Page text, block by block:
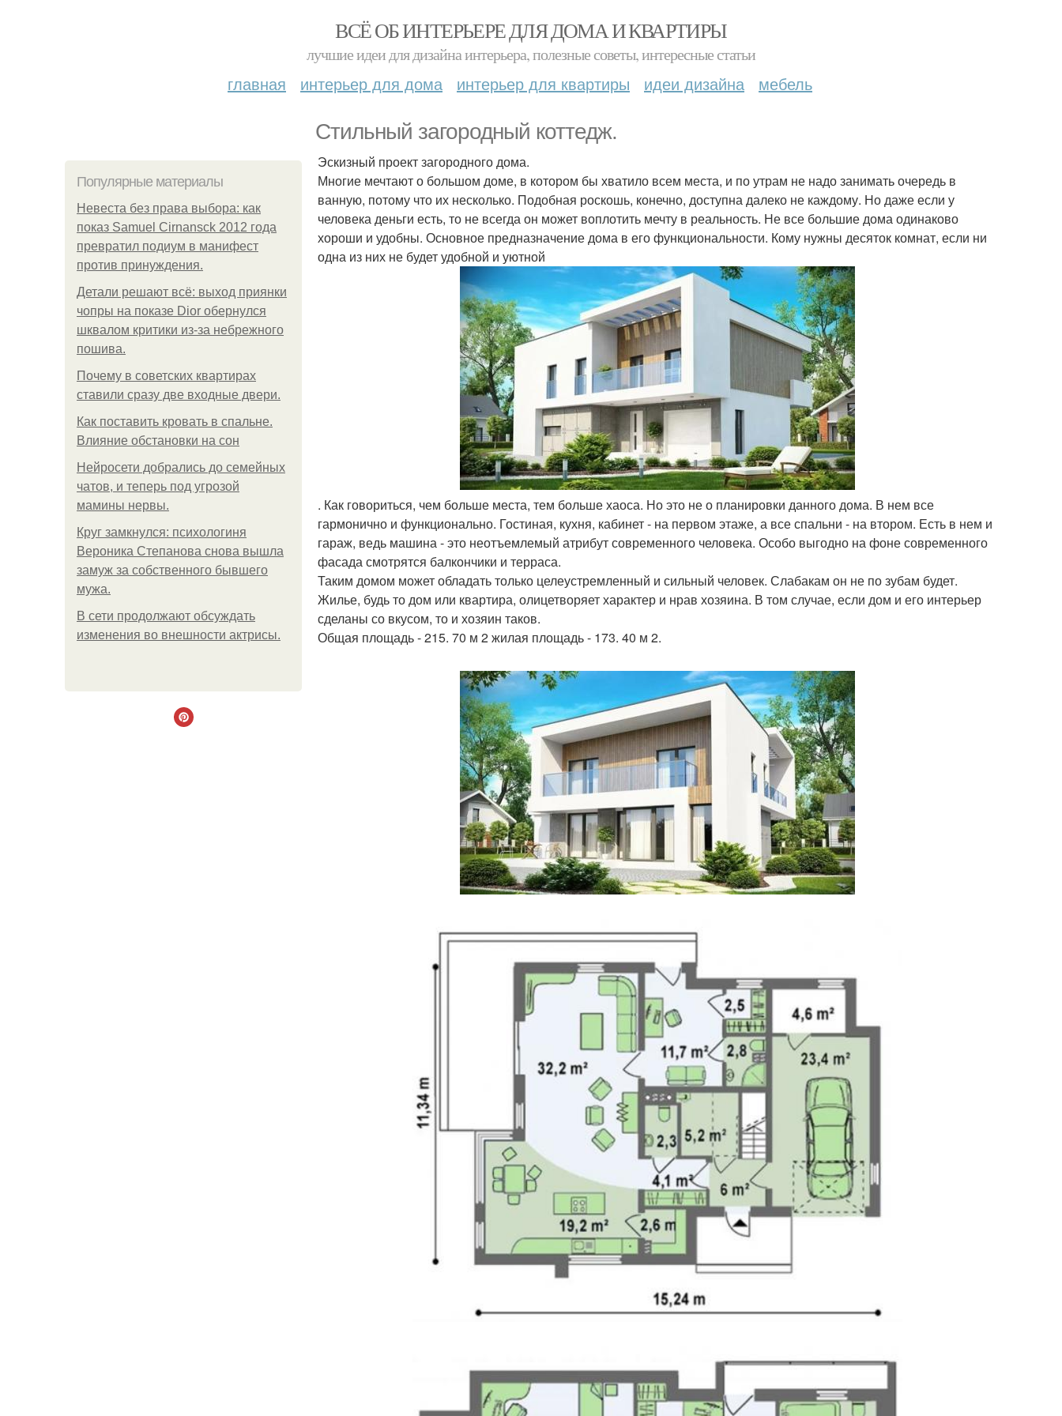
ВСЁ ОБ ИНТЕРЬЕРЕ ДЛЯ ДОМА И КВАРТИРЫ
лучшие идеи для дизайна интерьера, полезные советы, интересные статьи
главная интерьер для дома интерьер для квартиры идеи дизайна мебель
Стильный загородный коттедж.
Популярные материалы
Невеста без права выбора: как
показ Samuel Cirnansck 2012 года
превратил подиум в манифест
против принуждения.
Детали решают всё: выход приянки
чопры на показе Dior обернулся
шквалом критики из-за небрежного
пошива.
Почему в советских квартирах
ставили сразу две входные двери.
Как поставить кровать в спальне.
Влияние обстановки на сон
Нейросети добрались до семейных
чатов, и теперь под угрозой
мамины нервы.
Круг замкнулся: психологиня
Вероника Степанова снова вышла
замуж за собственного бывшего
мужа.
В сети продолжают обсуждать
изменения во внешности актрисы.
Эскизный проект загородного дома.
Многие мечтают о большом доме, в котором бы хватило всем места, и по утрам не надо занимать очередь в
ванную, потому что их несколько. Подобная роскошь, конечно, доступна далеко не каждому. Но даже если у
человека деньги есть, то не всегда он может воплотить мечту в реальность. Не все большие дома одинаково
хороши и удобны. Основное предназначение дома в его функциональности. Кому нужны десяток комнат, если ни
одна из них не будет удобной и уютной
. Как говориться, чем больше места, тем больше хаоса. Но это не о планировки данного дома. В нем все
гармонично и функционально. Гостиная, кухня, кабинет - на первом этаже, а все спальни - на втором. Есть в нем и
гараж, ведь машина - это неотъемлемый атрибут современного человека. Особо выгодно на фоне современного
фасада смотрятся балкончики и терраса.
Таким домом может обладать только целеустремленный и сильный человек. Слабакам он не по зубам будет.
Жилье, будь то дом или квартира, олицетворяет характер и нрав хозяина. В том случае, если дом и его интерьер
сделаны со вкусом, то и хозяин таков.
Общая площадь - 215. 70 м 2 жилая площадь - 173. 40 м 2.